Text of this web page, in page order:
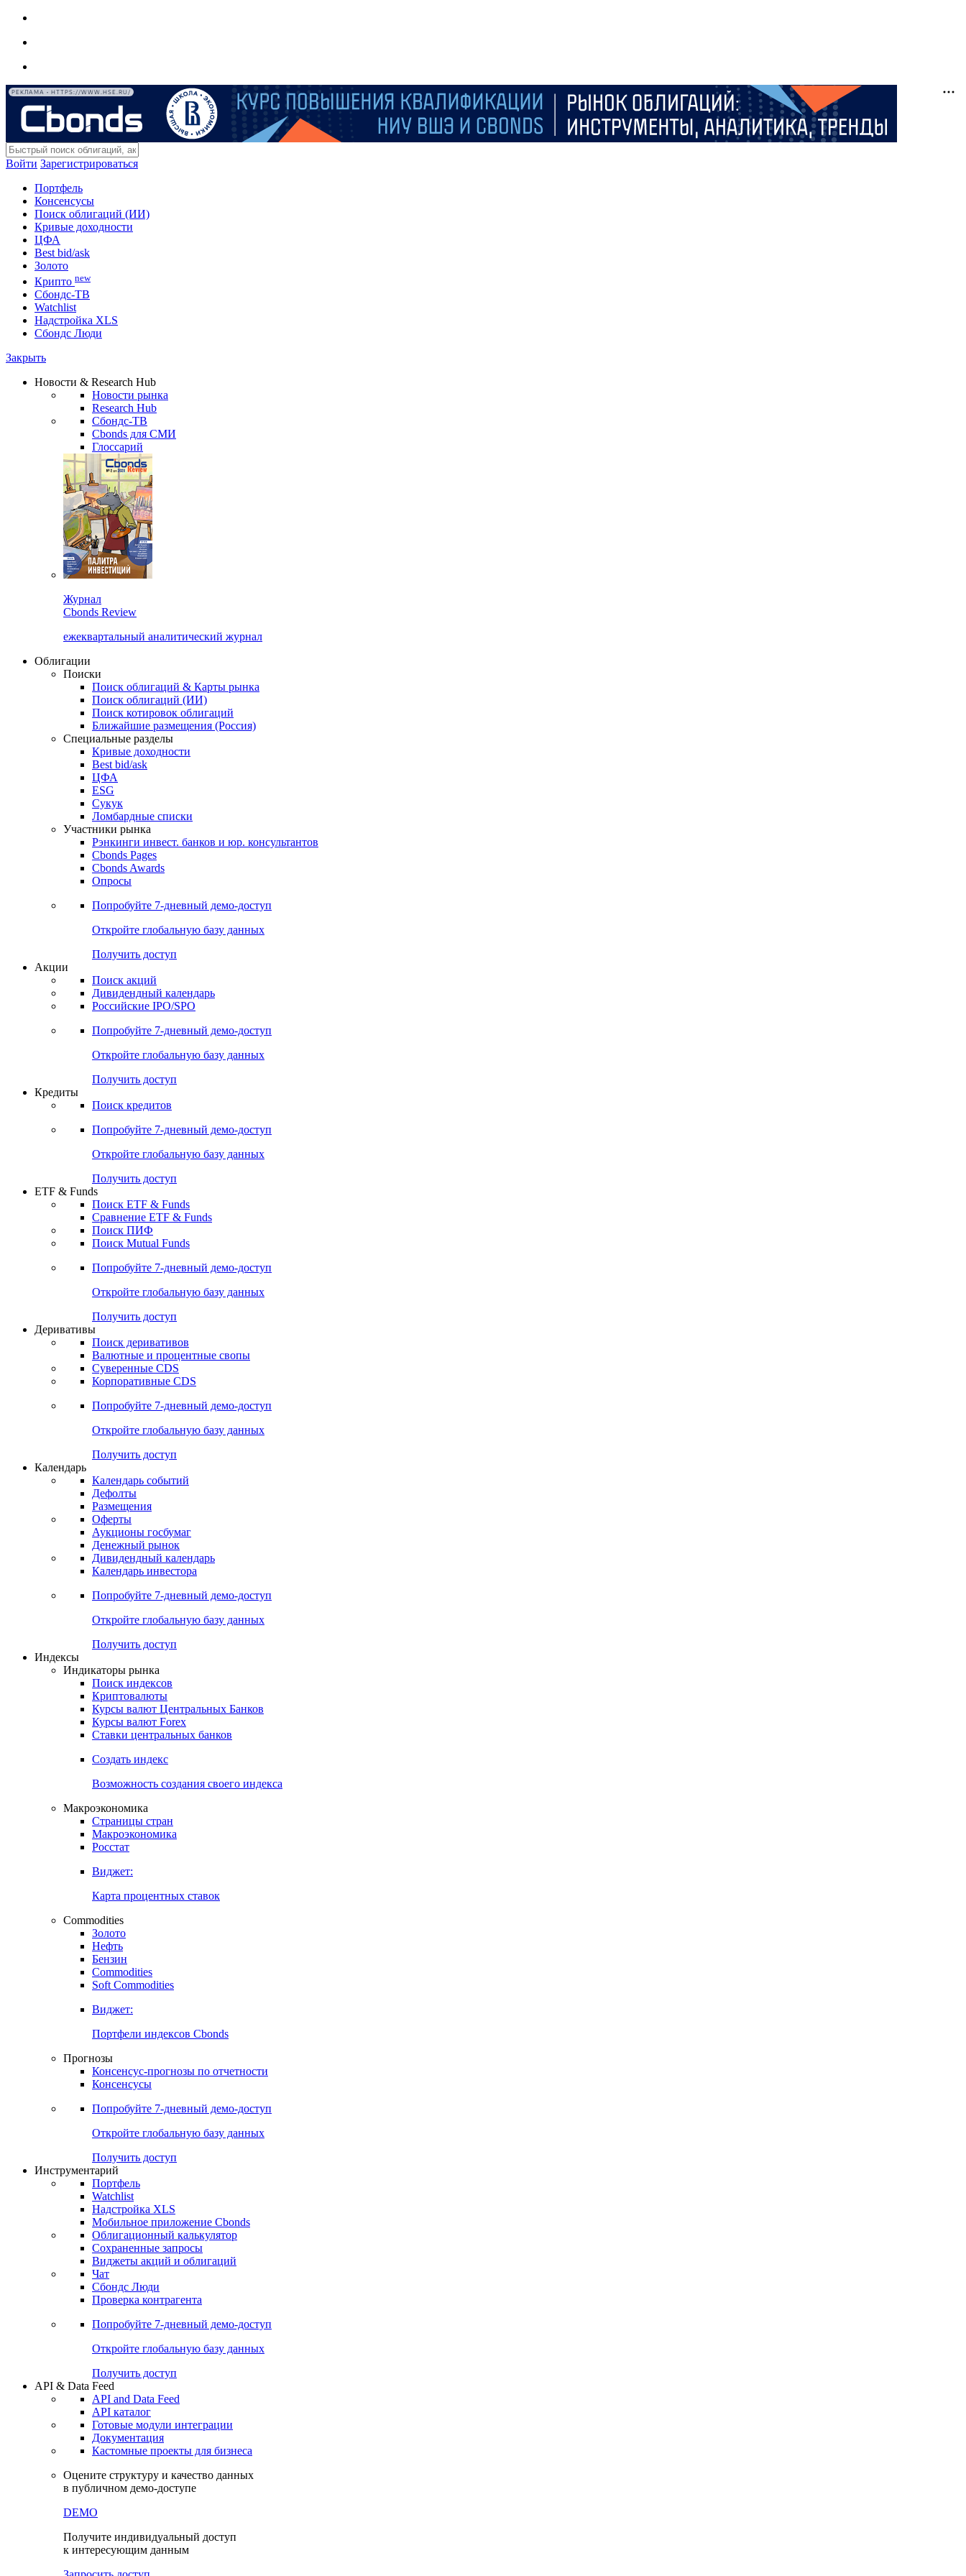
РЕКЛАМА • HTTPS://WWW.HSE.RU/
Войти Зарегистрироваться
Портфель
Консенсусы
Поиск облигаций (ИИ)
Кривые доходности
ЦФА
Best bid/ask
Золото
Крипто new
Сбондс-ТВ
Watchlist
Надстройка XLS
Сбондс Люди
Закрыть
Новости & Research Hub
Новости рынка
Research Hub
Сбондс-ТВ
Cbonds для СМИ
Глоссарий
Журнал
Cbonds Review
ежеквартальный аналитический журнал
Облигации
Поиски
Поиск облигаций & Карты рынка
Поиск облигаций (ИИ)
Поиск котировок облигаций
Ближайшие размещения (Россия)
Специальные разделы
Кривые доходности
Best bid/ask
ЦФА
ESG
Сукук
Ломбардные списки
Участники рынка
Рэнкинги инвест. банков и юр. консультантов
Cbonds Pages
Cbonds Awards
Опросы
Попробуйте 7-дневный демо-доступ
Откройте глобальную базу данных
Получить доступ
Акции
Поиск акций
Дивидендный календарь
Российские IPO/SPO
Попробуйте 7-дневный демо-доступ
Откройте глобальную базу данных
Получить доступ
Кредиты
Поиск кредитов
Попробуйте 7-дневный демо-доступ
Откройте глобальную базу данных
Получить доступ
ETF & Funds
Поиск ETF & Funds
Сравнение ETF & Funds
Поиск ПИФ
Поиск Mutual Funds
Попробуйте 7-дневный демо-доступ
Откройте глобальную базу данных
Получить доступ
Деривативы
Поиск деривативов
Валютные и процентные свопы
Суверенные CDS
Корпоративные CDS
Попробуйте 7-дневный демо-доступ
Откройте глобальную базу данных
Получить доступ
Календарь
Календарь событий
Дефолты
Размещения
Оферты
Аукционы госбумаг
Денежный рынок
Дивидендный календарь
Календарь инвестора
Попробуйте 7-дневный демо-доступ
Откройте глобальную базу данных
Получить доступ
Индексы
Индикаторы рынка
Поиск индексов
Криптовалюты
Курсы валют Центральных Банков
Курсы валют Forex
Ставки центральных банков
Создать индекс
Возможность создания своего индекса
Макроэкономика
Страницы стран
Макроэкономика
Росстат
Виджет:
Карта процентных ставок
Commodities
Золото
Нефть
Бензин
Commodities
Soft Commodities
Виджет:
Портфели индексов Cbonds
Прогнозы
Консенсус-прогнозы по отчетности
Консенсусы
Попробуйте 7-дневный демо-доступ
Откройте глобальную базу данных
Получить доступ
Инструментарий
Портфель
Watchlist
Надстройка XLS
Мобильное приложение Cbonds
Облигационный калькулятор
Сохраненные запросы
Виджеты акций и облигаций
Чат
Сбондс Люди
Проверка контрагента
Попробуйте 7-дневный демо-доступ
Откройте глобальную базу данных
Получить доступ
API & Data Feed
API and Data Feed
API каталог
Готовые модули интеграции
Документация
Кастомные проекты для бизнеса
Оцените структуру и качество данных
в публичном демо-доступе
DEMO
Получите индивидуальный доступ
к интересующим данным